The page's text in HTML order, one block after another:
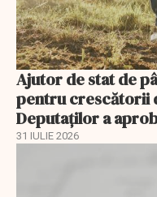
Ajutor de stat de
pentru crescătorii
Deputaților a
31 IULIE 2026